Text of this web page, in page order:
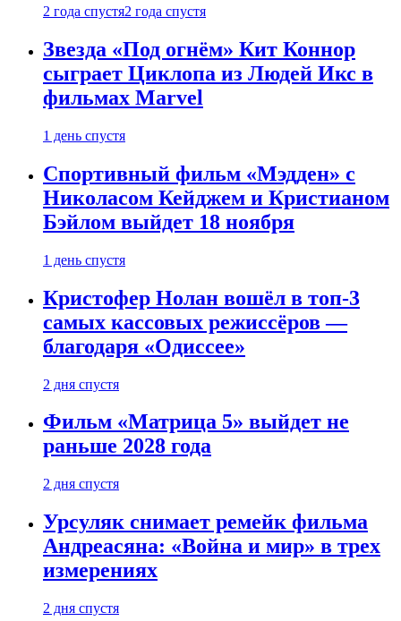
2 года спустя2 года спустя
Звезда «Под огнём» Кит Коннор
сыграет Циклопа из Людей Икс в
фильмах Marvel
1 день спустя
Спортивный фильм «Мэдден» с
Николасом Кейджем и Кристианом
Бэйлом выйдет 18 ноября
1 день спустя
Кристофер Нолан вошёл в топ-3
самых кассовых режиссёров —
благодаря «Одиссее»
2 дня спустя
Фильм «Матрица 5» выйдет не
раньше 2028 года
2 дня спустя
Урсуляк снимает ремейк фильма
Андреасяна: «Война и мир» в трех
измерениях
2 дня спустя